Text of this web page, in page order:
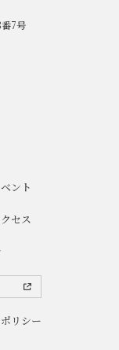
7号
ント
セス
リシー